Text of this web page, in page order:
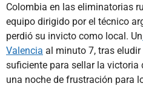
Colombia en las eliminatorias
equipo dirigido por el técnico
perdió su invicto como local. Un
Valencia al minuto 7, tras
suficiente para sellar la victoria
una noche de frustración para